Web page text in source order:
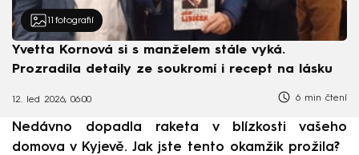
11 fotografií
Yvetta Kornová si s manželem stále vyká.
Prozradila detaily ze soukromí i recept na lásku
12. led 2026, 06:00 6 min čtení
Nedávno dopadla raketa v blízkosti vašeho
domova v Kyjevě. Jak jste tento okamžik prožila?